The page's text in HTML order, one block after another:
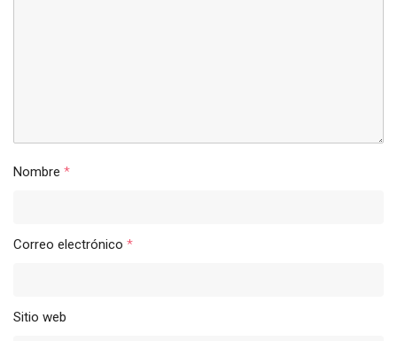
Nombre *
Correo electrónico *
Sitio web